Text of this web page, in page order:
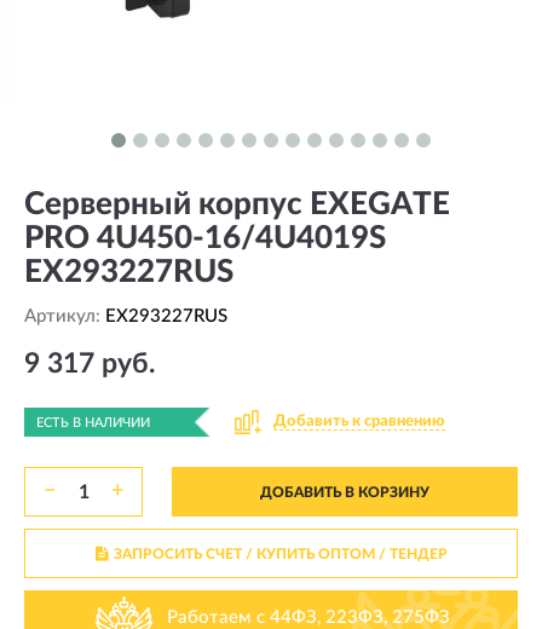
Серверный корпус EXEGATE
PRO 4U450-16/4U4019S
EX293227RUS
Артикул: EX293227RUS
9 317 руб.
ЕСТЬ В НАЛИЧИИ Добавить к сравнению
− + ДОБАВИТЬ В КОРЗИНУ
ЗАПРОСИТЬ СЧЕТ / КУПИТЬ ОПТОМ/ ТЕНДЕР
Работаем с 44ФЗ, 223ФЗ, 275ФЗ